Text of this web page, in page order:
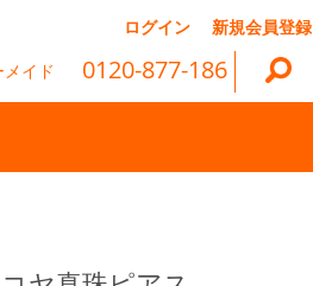
テ
ン
ツ
ログイン 新規会員登録
イド 0120-877-186